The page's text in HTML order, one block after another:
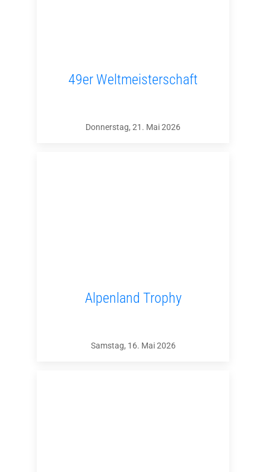
49er Weltmeisterschaft
Donnerstag, 21. Mai 2026
Alpenland Trophy
Samstag, 16. Mai 2026